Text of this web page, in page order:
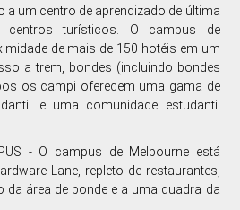
um centro de aprendizado de última
turísticos. O campus de
de mais de 150 hotéis em um
a trem, bondes (incluindo bondes
os campi oferecem uma gama de
e uma comunidade estudantil
- O campus de Melbourne está
Lane, repleto de restaurantes,
da área de bonde e a uma quadra da